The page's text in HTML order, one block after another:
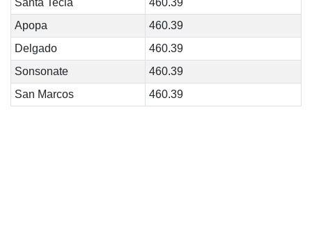
Santa Tecla
460.39
Apopa
460.39
Delgado
460.39
Sonsonate
460.39
San Marcos
460.39